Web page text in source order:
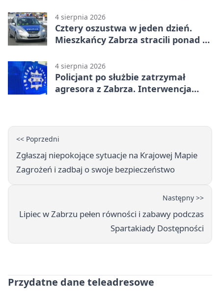
4 sierpnia 2026
Cztery oszustwa w jeden dzień.
Mieszkańcy Zabrza stracili ponad 6
4 sierpnia 2026
Policjant po służbie zatrzymał
agresora z Zabrza. Interwencja
<< Poprzedni
Zgłaszaj niepokojące sytuacje na Krajowej Mapie
Zagrożeń i zadbaj o swoje bezpieczeństwo
Następny >>
Lipiec w Zabrzu pełen równości i zabawy podczas
Spartakiady Dostępności
Przydatne dane teleadresowe